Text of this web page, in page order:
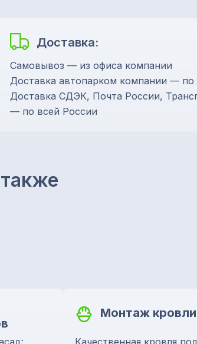
Доставка:
Самовывоз — из офиса компании
Доставка автопарком компании — по
Доставка СДЭК, Почта России,
— по всей России
Монтаж кровли
Качественная кровля